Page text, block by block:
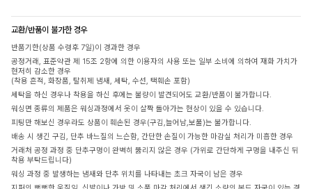
교환/반품이 불가한 경우
반품기한(상품 수령후 7일)이 경과한 경우
공정거래, 표준약관 제 15조 2항에 의한 이용자의 사용 또는 일부 소비에 의하여 재화 가치가
현저히 감소한 경우
(착용 흔적, 화장품, 탈취제 냄새, 세탁, 수선, 택훼손 포함)
세탁을 하신 경우나 착용을 하신 후에는 불량이 발견되어도 교환/반품이 불가합니다.
워싱면 종류의 제품은 워싱과정에서 옷이 살짝 돌아가는 현상이 있을 수 있습니다.
피팅만 해보신 경우라도 상품이 훼손된 경우(구김,늘어남,보풀)는 불가합니다.
배송 시 생긴 구김, 단추 바느질의 느슨함, 간단한 손질이 가능한 마감실 처리가 미흡한 경우
거래처 공정 과정 중 단추구멍이 완벽히 뚫리지 않은 경우 (가위로 간단하게 구멍을 내주신 뒤
착용 부탁드립니다)
워싱 과정 중 발생하는 냄새와 단추 위치를 나타내는 초크 자국이 남은 경우